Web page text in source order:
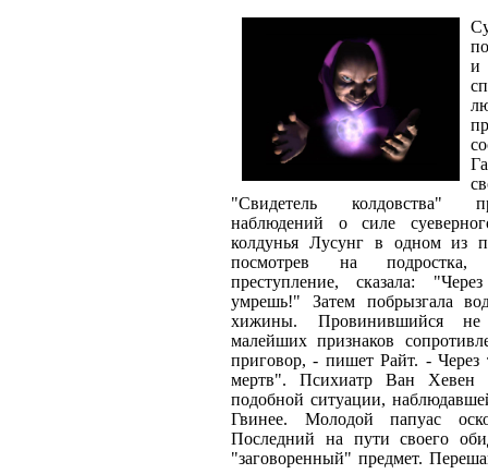
и
"Свидетель колдовства"
наблюдений о силе
колдунья Лусунг в одном из
посмотрев на подростка,
преступление, сказала:
умрешь!" Затем побрызгала
хижины. Провинившийся
малейших признаков
приговор, - пишет Райт. -
мертв". Психиатр Ван Хевен
подобной ситуации,
Гвинее. Молодой папуас
Последний на пути своего
"заговоренный" предмет.